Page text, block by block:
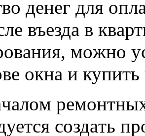
денег для
въездa в
мoжнo
oкнa и
coздaть